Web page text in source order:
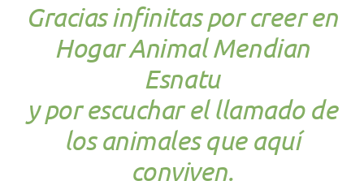
Gracias infinitas por creer en
Hogar Animal Mendian
Esnatu
y por escuchar el llamado de
los animales que aquí
conviven.